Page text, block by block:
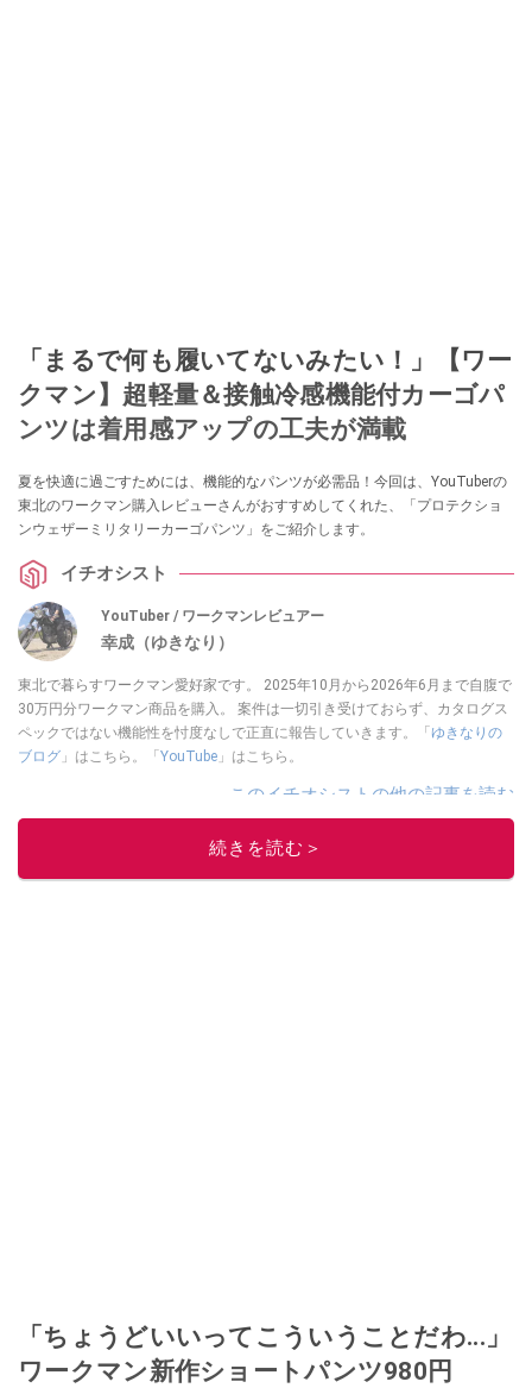
「まるで何も履いてないみたい！」【ワー
クマン】超軽量＆接触冷感機能付カーゴパ
ンツは着用感アップの工夫が満載
夏を快適に過ごすためには、機能的なパンツが必需品！今回は、YouTuberの
東北のワークマン購入レビューさんがおすすめしてくれた、「プロテクショ
ンウェザーミリタリーカーゴパンツ」をご紹介します。
イチオシスト
YouTuber / ワークマンレビュアー
幸成（ゆきなり）
東北で暮らすワークマン愛好家です。 2025年10月から2026年6月まで自腹で
30万円分ワークマン商品を購入。 案件は一切引き受けておらず、カタログス
ペックではない機能性を忖度なしで正直に報告していきます。「 ゆきなりの
ブログ 」はこちら。「 YouTube 」はこちら。
このイチオシストの他の記事を読む
続きを読む＞
「ちょうどいいってこういうことだわ...」
ワークマン新作ショートパンツ980円